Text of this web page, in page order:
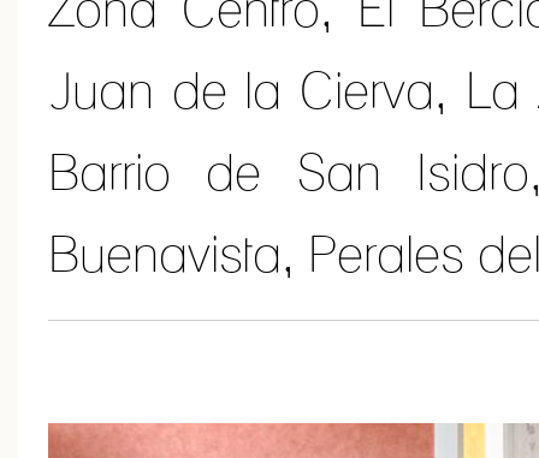
Juan de la Cierva, La
Barrio de San
Buenavista, Perales